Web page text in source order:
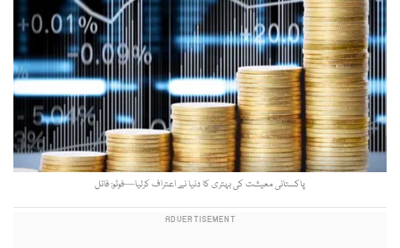
پاکستانی معیشت کی بہتری کا دنیا نے اعتراف کرلیا—فوٹو: فائل